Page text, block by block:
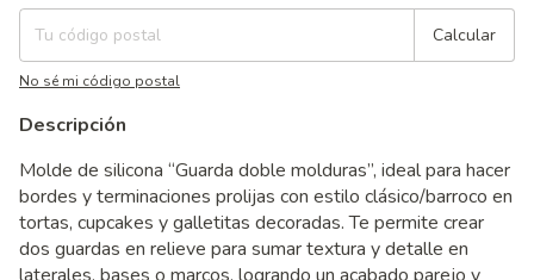
Calcular
No sé mi código postal
Descripción
Molde de silicona “Guarda doble molduras”, ideal para hacer
bordes y terminaciones prolijas con estilo clásico/barroco en
tortas, cupcakes y galletitas decoradas. Te permite crear
dos guardas en relieve para sumar textura y detalle en